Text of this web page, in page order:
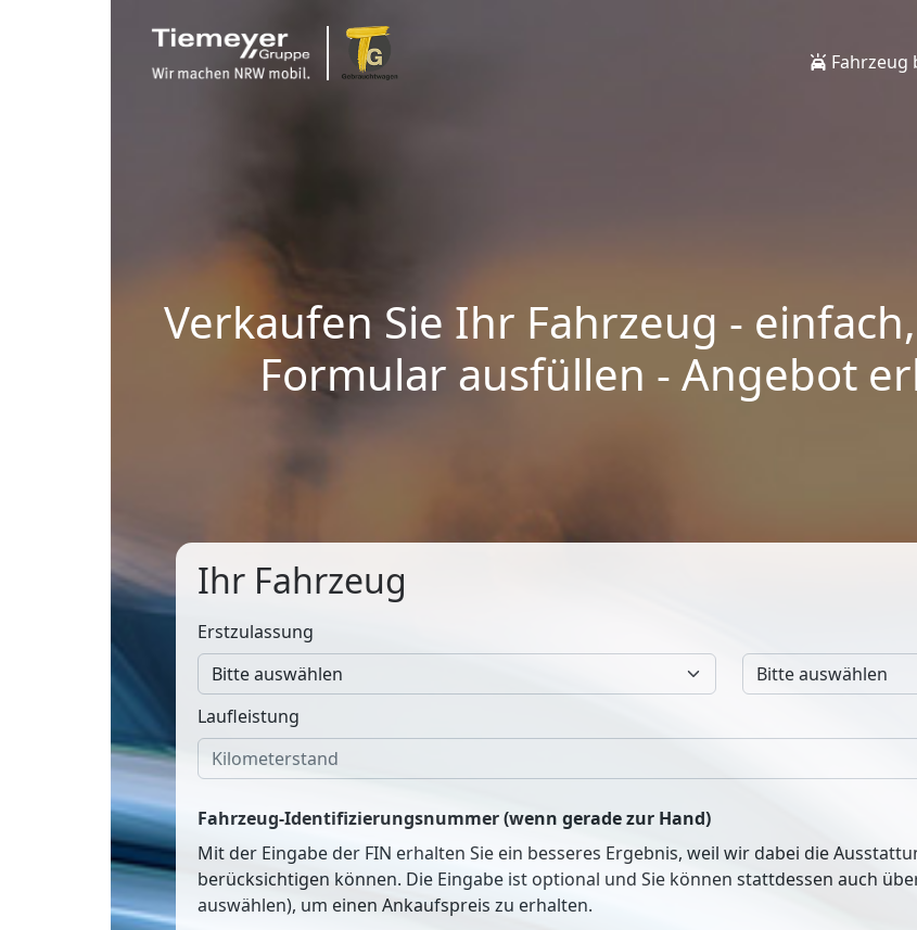
Fahrzeug
Verkaufen Sie Ihr Fahrzeug -
Formular ausfüllen - Angebot
Ihr Fahrzeug
Erstzulassung
Laufleistung
Fahrzeug-Identifizierungsnummer (wenn gerade zur Hand)
Mit der Eingabe der FIN erhalten Sie ein besseres Ergebnis, weil wir dabei die
berücksichtigen können. Die Eingabe ist optional und Sie können stattdessen auch
auswählen), um einen Ankaufspreis zu erhalten.